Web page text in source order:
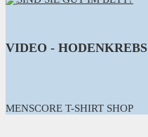
VIDEO - HODENKREBS
MENSCORE T-SHIRT SHOP